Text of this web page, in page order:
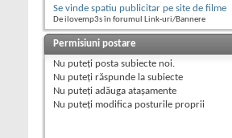
Se vinde spatiu publicitar pe site de filme
De ilovemp3s în forumul Link-uri/Bannere
Permisiuni postare
Nu puteţi posta subiecte noi.
Nu puteţi răspunde la subiecte
Nu puteţi adăuga ataşamente
Nu puteţi modifica posturile proprii